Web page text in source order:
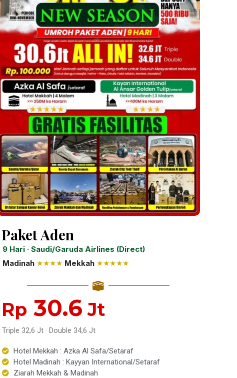
Paket Aden
9 Hari · Saudi/Garuda Airlines (Direct)
Madinah ★★★★ Mekkah ★★★★★
Rp 30.6 Jt
Triple 32,6 Jt · Double 34,6 Jt
Hotel Mekkah : Azka Al Safa/Setaraf
Hotel Madinah : Kayyan International/Setaraf
Ziarah Mekkah & Madinah